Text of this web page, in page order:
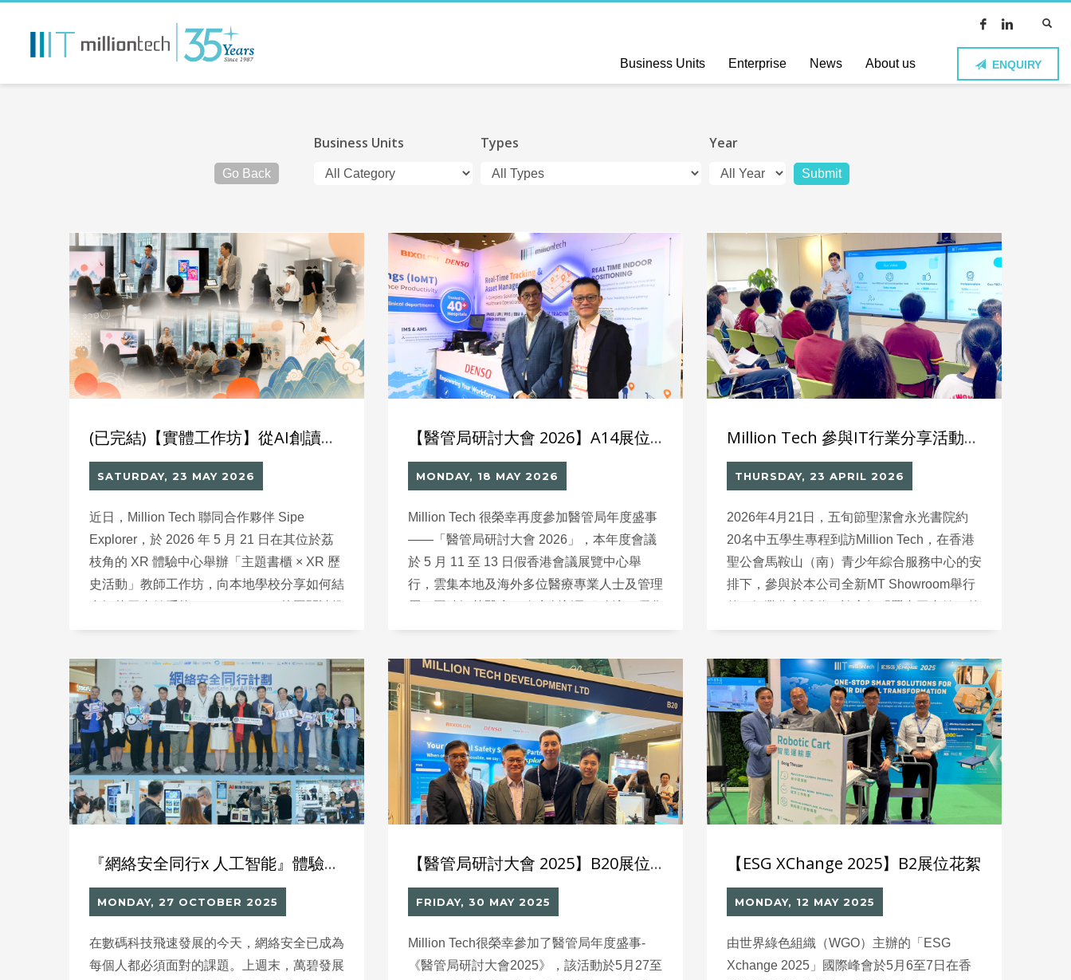
Business Units Enterprise News About us ENQUIRY
Go Back
Business Units Types Year
(已完結)【實體工作坊】從AI創讀卡到XR帝陵探秘 :升級校本國民教育體驗
SATURDAY, 23 MAY 2026
近日，Million Tech 聯同合作夥伴 Sipe
Explorer，於 2026 年 5 月 21 日在其位於荔
枝角的 XR 體驗中心舉辦「主題書櫃 × XR 歷
史活動」教師工作坊，向本地學校分享如何結
廣平台及沉浸式 XR 歷史體驗，支援校本國民
【醫管局研討大會 2026】A14展位花絮 團隊展示智慧醫療資產管理方案 (IoMT)
MONDAY, 18 MAY 2026
Million Tech 很榮幸再度參加醫管局年度盛事
——「醫管局研討大會 2026」，本年度會議
於 5 月 11 至 13 日假香港會議展覽中心舉
行，雲集本地及海外多位醫療專業人士及管理
等議題交流。
Million Tech 參與IT行業分享活動 啟發學生探索科技未來
THURSDAY, 23 APRIL 2026
2026年4月21日，五旬節聖潔會永光書院約
20名中五學生專程到訪Million Tech，在香港
聖公會馬鞍山（南）青少年綜合服務中心的安
排下，參與於本公司全新MT Showroom舉行
體驗空間中，認識資訊科技行業的發展與實際
『網絡安全同行x 人工智能』體驗日 ‘CyberSafe For All x AI’ Discovery Fun Day
MONDAY, 27 OCTOBER 2025
在數碼科技飛速發展的今天，網絡安全已成為
每個人都必須面對的課題。上週末，萬碧發展
【醫管局研討大會 2025】B20展位花絮 團隊展示創新智能管理方案
FRIDAY, 30 MAY 2025
Million Tech很榮幸參加了醫管局年度盛事-
《醫管局研討大會2025》，該活動於5月27至
【ESG XChange 2025】B2展位花絮
MONDAY, 12 MAY 2025
由世界綠色組織（WGO）主辦的「ESG
Xchange 2025」國際峰會於5月6至7日在香